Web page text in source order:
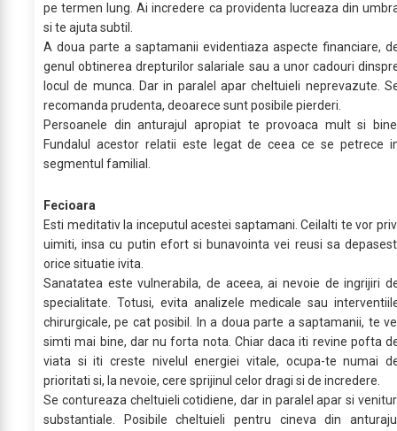
pe termen lung. Ai incredere ca providenta lucreaza din
si te ajuta subtil.
A doua parte a saptamanii evidentiaza aspecte financiare,
genul obtinerea drepturilor salariale sau a unor cadouri
locul de munca. Dar in paralel apar cheltuieli neprevazute.
recomanda prudenta, deoarece sunt posibile pierderi.
Persoanele din anturajul apropiat te provoaca mult si
Fundalul acestor relatii este legat de ceea ce se petrece
segmentul familial.
Fecioara
Esti meditativ la inceputul acestei saptamani. Ceilalti te vor
uimiti, insa cu putin efort si bunavointa vei reusi sa
orice situatie ivita.
Sanatatea este vulnerabila, de aceea, ai nevoie de ingrijiri
specialitate. Totusi, evita analizele medicale sau
chirurgicale, pe cat posibil. In a doua parte a saptamanii, te
simti mai bine, dar nu forta nota. Chiar daca iti revine pofta
viata si iti creste nivelul energiei vitale, ocupa-te numai
prioritati si, la nevoie, cere sprijinul celor dragi si de incredere.
Se contureaza cheltuieli cotidiene, dar in paralel apar si
substantiale. Posibile cheltuieli pentru cineva din